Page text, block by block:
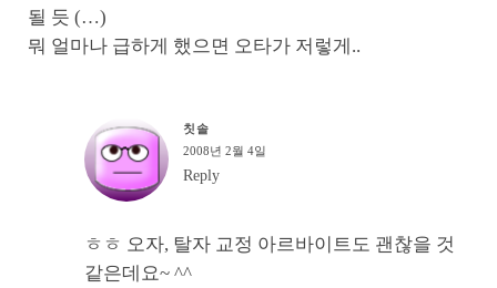
될 듯 (…)
뭐 얼마나 급하게 했으면 오타가 저렇게..
칫솔
2008년 2월 4일
Reply
ㅎㅎ 오자, 탈자 교정 아르바이트도 괜찮을 것
같은데요~ ^^